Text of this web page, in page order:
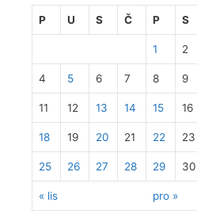
P U S Č P S
« lis pro »
1 2
4 5 6 7 8 9
11 12 13 14 15 16
18 19 20 21 22 23
25 26 27 28 29 30